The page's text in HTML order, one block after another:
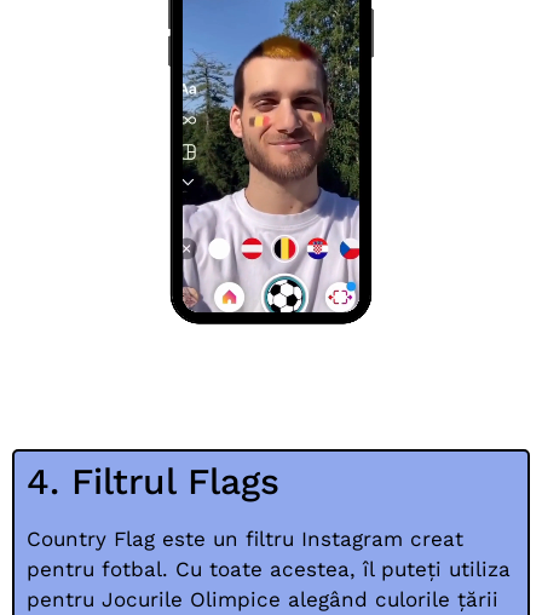
4. Filtrul Flags
Country Flag este un filtru Instagram creat
pentru fotbal. Cu toate acestea, îl puteți utiliza
pentru Jocurile Olimpice alegând culorile țării